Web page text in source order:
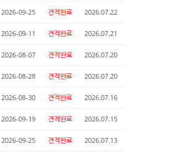
2026-09-25 견적완료 2026.07.22
2026-09-11 견적완료 2026.07.21
2026-08-07 견적완료 2026.07.20
2026-08-28 견적완료 2026.07.20
2026-08-30 견적완료 2026.07.16
2026-09-19 견적완료 2026.07.15
2026-09-25 견적완료 2026.07.13